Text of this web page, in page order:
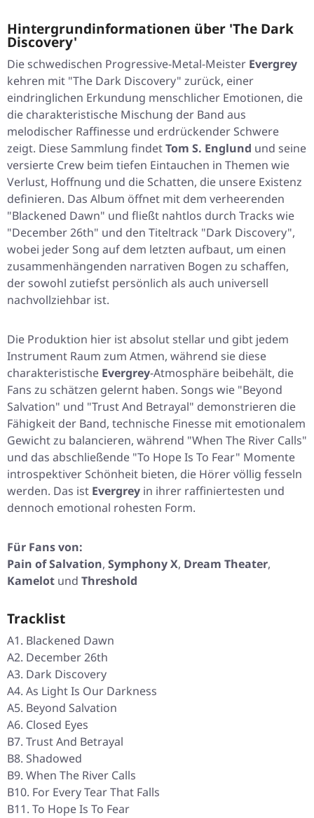
Hintergrundinformationen über 'The Dark
Discovery'
Die schwedischen Progressive-Metal-Meister Evergrey
kehren mit "The Dark Discovery" zurück, einer
eindringlichen Erkundung menschlicher Emotionen, die
die charakteristische Mischung der Band aus
melodischer Raffinesse und erdrückender Schwere
zeigt. Diese Sammlung findetTom S. Englund und seine
versierte Crew beim tiefen Eintauchen in Themen wie
Verlust, Hoffnung und die Schatten, die unsere Existenz
definieren. Das Album öffnet mit dem verheerenden
"Blackened Dawn" und fließt nahtlos durch Tracks wie
"December 26th" und den Titeltrack "Dark Discovery",
wobei jeder Song auf dem letzten aufbaut, um einen
zusammenhängenden narrativen Bogen zu schaffen,
der sowohl zutiefst persönlich als auch universell
nachvollziehbar ist.
Die Produktion hier ist absolut stellar und gibt jedem
Instrument Raum zum Atmen, während sie diese
charakteristische Evergrey-Atmosphäre beibehält, die
Fans zu schätzen gelernt haben. Songs wie "Beyond
Salvation" und "Trust And Betrayal" demonstrieren die
Fähigkeit der Band, technische Finesse mit emotionalem
Gewicht zu balancieren, während "When The River Calls"
und das abschließende "To Hope Is To Fear" Momente
introspektiver Schönheit bieten, die Hörer völlig fesseln
werden. Das ist Evergrey in ihrer raffiniertesten und
dennoch emotional rohesten Form.
Für Fans von:
Pain of Salvation, Symphony X, Dream Theater,
Kamelot und Threshold
Tracklist
A1. Blackened Dawn
A2. December 26th
A3. Dark Discovery
A4. As Light Is Our Darkness
A5. Beyond Salvation
A6. Closed Eyes
B7. Trust And Betrayal
B8. Shadowed
B9. When The River Calls
B10. For Every Tear That Falls
B11. To Hope Is To Fear